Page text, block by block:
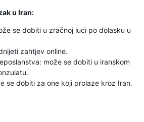
u Iran:
se dobiti u zračnoj luci po dolasku u
zahtjev online.
može se dobiti u iranskom
se dobiti za one koji prolaze kroz Iran.